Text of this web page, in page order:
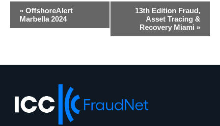
Navegação
de
« OffshoreAlert
Marbella 2024
13th Edition Fraud,
Asset Tracing &
Recovery Miami »